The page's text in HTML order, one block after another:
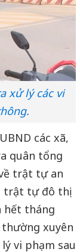
xử lý các vi
các xã,
quân tổng
trật tự an
trật tự đô thị
hết tháng
xuyên
vi phạm sau